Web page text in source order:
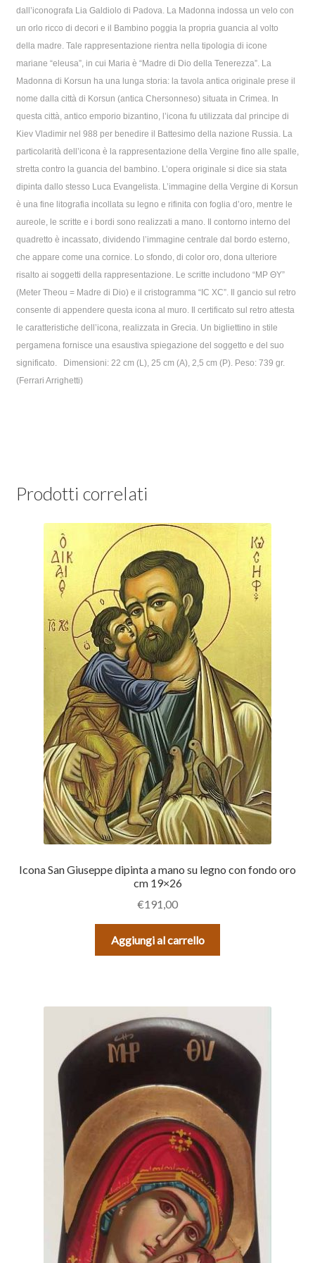
dall’iconografa Lia Galdiolo di Padova. La Madonna indossa un velo con
un orlo ricco di decori e il Bambino poggia la propria guancia al volto
della madre. Tale rappresentazione rientra nella tipologia di icone
mariane “eleusa”, in cui Maria è “Madre di Dio della Tenerezza”. La
Madonna di Korsun ha una lunga storia: la tavola antica originale prese il
nome dalla città di Korsun (antica Chersonneso) situata in Crimea. In
questa città, antico emporio bizantino, l’icona fu utilizzata dal principe di
Kiev Vladimir nel 988 per benedire il Battesimo della nazione Russia. La
particolarità dell’icona è la rappresentazione della Vergine fino alle spalle,
stretta contro la guancia del bambino. L’opera originale si dice sia stata
dipinta dallo stesso Luca Evangelista. L’immagine della Vergine di Korsun
è una fine litografia incollata su legno e rifinita con foglia d’oro, mentre le
aureole, le scritte e i bordi sono realizzati a mano. Il contorno interno del
quadretto è incassato, dividendo l’immagine centrale dal bordo esterno,
che appare come una cornice. Lo sfondo, di color oro, dona ulteriore
risalto ai soggetti della rappresentazione. Le scritte includono “MΡ ΘΥ”
(Meter Theou = Madre di Dio) e il cristogramma “IC XC”. Il gancio sul retro
consente di appendere questa icona al muro. Il certificato sul retro attesta
le caratteristiche dell’icona, realizzata in Grecia. Un bigliettino in stile
pergamena fornisce una esaustiva spiegazione del soggetto e del suo
significato. Dimensioni: 22 cm (L), 25 cm (A), 2,5 cm (P). Peso: 739 gr.
(Ferrari Arrighetti)
Prodotti correlati
Icona San Giuseppe dipinta a mano su legno con fondo oro
cm 19×26
€191,00
Aggiungi al carrello